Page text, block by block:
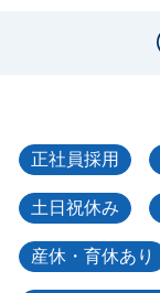
正社員採用
土日祝休み
産休・育休あり